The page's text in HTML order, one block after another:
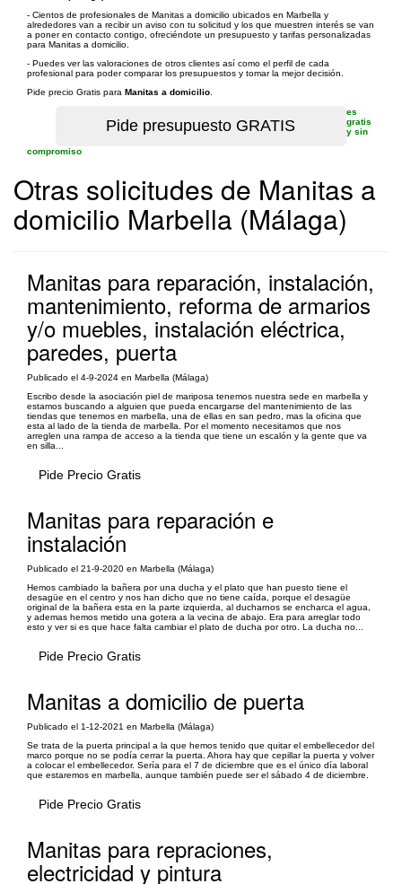
- Cientos de profesionales de Manitas a domicilio ubicados en Marbella y
alrededores van a recibir un aviso con tu solicitud y los que muestren interés se van
a poner en contacto contigo, ofreciéndote un presupuesto y tarifas personalizadas
para Manitas a domicilio.
- Puedes ver las valoraciones de otros clientes así como el perfil de cada
profesional para poder comparar los presupuestos y tomar la mejor decisión.
Pide precio Gratis para Manitas a domicilio
es
gratis
y sin
compromiso
Otras solicitudes de Manitas a
domicilio Marbella (Málaga)
Manitas para reparación, instalación,
mantenimiento, reforma de armarios
y/o muebles, instalación eléctrica,
paredes, puerta
Publicado el 4-9-2024 en Marbella (Málaga)
Escribo desde la asociación piel de mariposa tenemos nuestra sede en marbella y
estamos buscando a alguien que pueda encargarse del mantenimiento de las
tiendas que tenemos en marbella, una de ellas en san pedro, mas la oficina que
esta al lado de la tienda de marbella. Por el momento necesitamos que nos
arreglen una rampa de acceso a la tienda que tiene un escalón y la gente que va
en silla...
Pide Precio Gratis
Manitas para reparación e
instalación
Publicado el 21-9-2020 en Marbella (Málaga)
Hemos cambiado la bañera por una ducha y el plato que han puesto tiene el
desagüe en el centro y nos han dicho que no tiene caída, porque el desagüe
original de la bañera esta en la parte izquierda, al ducharnos se encharca el agua,
y ademas hemos metido una gotera a la vecina de abajo. Era para arreglar todo
esto y ver si es que hace falta cambiar el plato de ducha por otro. La ducha no...
Pide Precio Gratis
Manitas a domicilio de puerta
Publicado el 1-12-2021 en Marbella (Málaga)
Se trata de la puerta principal a la que hemos tenido que quitar el embellecedor del
marco porque no se podía cerrar la puerta. Ahora hay que cepillar la puerta y volver
a colocar el embellecedor. Sería para el 7 de diciembre que es el único día laboral
que estaremos en marbella, aunque también puede ser el sábado 4 de diciembre.
Pide Precio Gratis
Manitas para repraciones,
electricidad y pintura